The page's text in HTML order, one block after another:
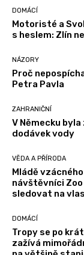
DOMÁCÍ
Motoristé a
s heslem: Zlín
NÁZORY
Proč
Petra Pavla
ZAHRANIČNÍ
V Německu
dodávek vody
VĚDA A PŘÍRODA
Mládě
návštěvníci
sledovat na
DOMÁCÍ
Tropy se po
zažívá